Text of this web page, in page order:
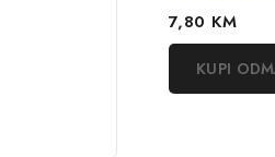
0
out
of
7,80 KM
KUPI